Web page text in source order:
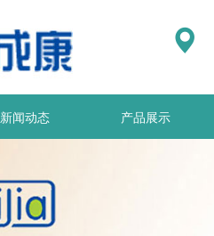
新闻动态 产品展示